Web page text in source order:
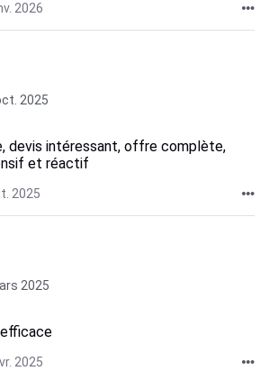
2026
2025
devis intéressant, offre complète,
et réactif
2025
2025
2025